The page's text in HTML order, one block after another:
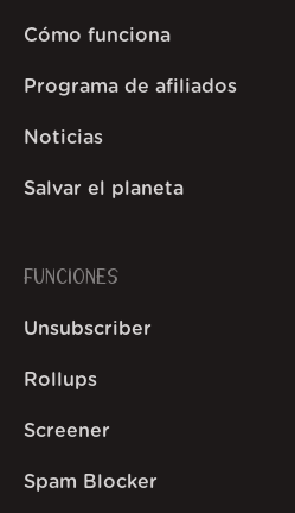
Cómo funciona
Programa de afiliados
Noticias
Salvar el planeta
FUNCIONES
Unsubscriber
Rollups
Screener
Spam Blocker